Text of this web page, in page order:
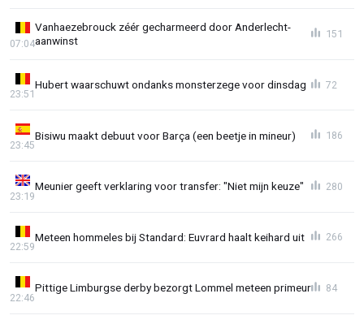
Vanhaezebrouck zéér gecharmeerd door Anderlecht-
aanwinst
07:04
151
Hubert waarschuwt ondanks monsterzege voor dinsdag
23:51
72
Bisiwu maakt debuut voor Barça (een beetje in mineur)
23:45
186
Meunier geeft verklaring voor transfer: "Niet mijn keuze"
23:19
280
Meteen hommeles bij Standard: Euvrard haalt keihard uit
22:59
266
Pittige Limburgse derby bezorgt Lommel meteen primeur
22:46
84